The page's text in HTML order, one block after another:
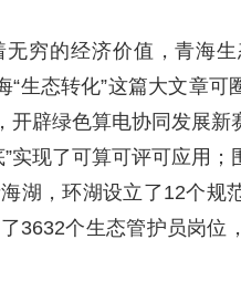
无穷的经济价值，青海
“生态转化”这篇大文章
开辟绿色算电协同发展
实现了可算可评可应用
湖，环湖设立了12个规
3632个生态管护员岗位